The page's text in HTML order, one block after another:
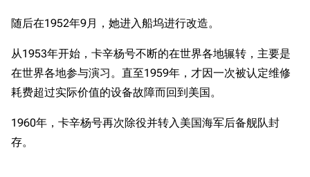
随后在1952年9月，她进入船坞进行改造。
从1953年开始，卡辛杨号不断的在世界各地辗转，主要是
在世界各地参与演习。直至1959年，才因一次被认定维修
耗费超过实际价值的设备故障而回到美国。
1960年，卡辛杨号再次除役并转入美国海军后备舰队封
存。